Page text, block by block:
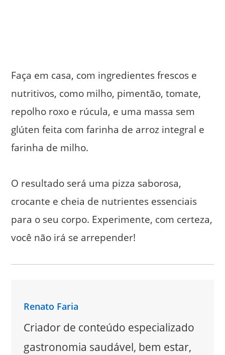
Faça em casa, com ingredientes frescos e
nutritivos, como milho, pimentão, tomate,
repolho roxo e rúcula, e uma massa sem
glúten feita com farinha de arroz integral e
farinha de milho.
O resultado será uma pizza saborosa,
crocante e cheia de nutrientes essenciais
para o seu corpo. Experimente, com certeza,
você não irá se arrepender!
Renato Faria
Criador de conteúdo especializado
gastronomia saudável, bem estar,